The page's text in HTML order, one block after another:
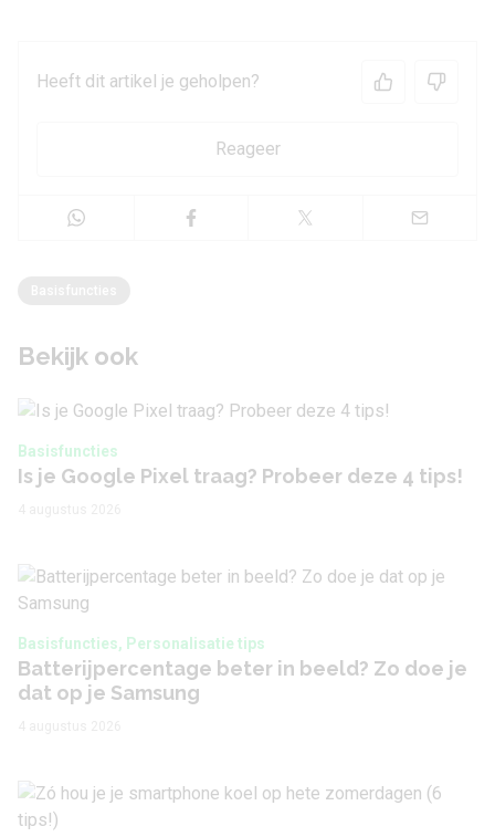
Heeft dit artikel je geholpen?
Reageer
Bekijk ook
Basisfuncties
Is je Google Pixel traag? Probeer deze 4 tips!
Basisfuncties, Personalisatie tips
Batterijpercentage beter in beeld? Zo doe je
dat op je Samsung